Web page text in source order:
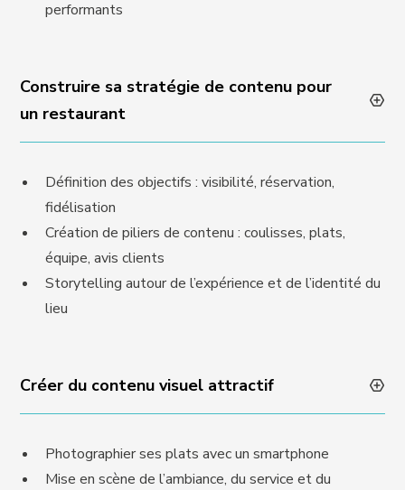
performants
Construire sa stratégie de contenu pour
un restaurant
Définition des objectifs : visibilité, réservation,
fidélisation
Création de piliers de contenu : coulisses, plats,
équipe, avis clients
Storytelling autour de l’expérience et de l’identité du
lieu
Créer du contenu visuel attractif
Photographier ses plats avec un smartphone
Mise en scène de l’ambiance, du service et du